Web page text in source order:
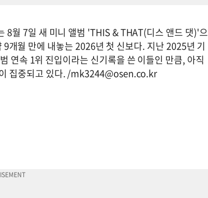
8월 7일 새 미니 앨범 'THIS & THAT(디스 앤드 댓)'으
개월 만에 내놓는 2026년 첫 신보다. 지난 2025년 기
연속 1위 진입이라는 신기록을 쓴 이들인 만큼, 아직
집중되고 있다. /mk3244@osen.co.kr